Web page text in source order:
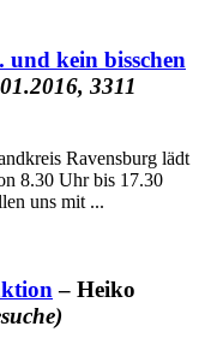
kein bisschen
3311
Ravensburg lädt
8.30 Uhr bis 17.30
uns mit ...
– Heiko